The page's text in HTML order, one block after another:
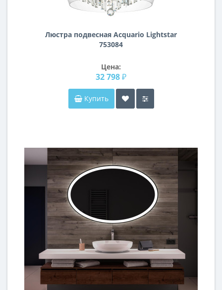
Люстра подвесная Acquario Lightstar
753084
Цена:
32 798 ₽
Купить